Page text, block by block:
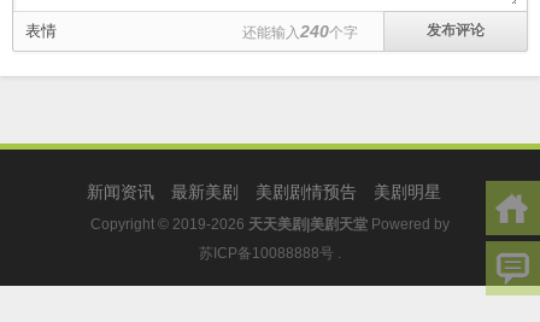
表情 还能输入 240个字
新闻资讯 最新美剧 美剧剧情预告 美剧明星
Copyright © 2019-2026 天天美剧|美剧天堂 Powered by
苏ICP备10088888号 .